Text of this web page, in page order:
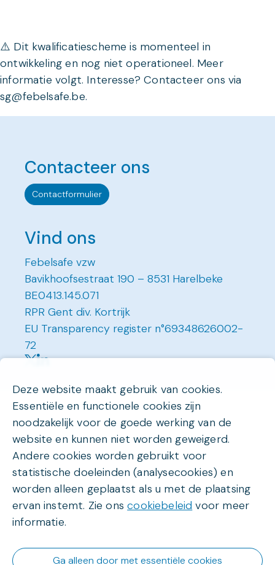
⚠️ Dit kwalificatiescheme is momenteel in
ontwikkeling en nog niet operationeel. Meer
informatie volgt. Interesse? Contacteer ons via
sg@febelsafe.be.
Contacteer ons
Contactformulier
Vind ons
Febelsafe vzw
Bavikhoofsestraat 190 – 8531 Harelbeke
BE0413.145.071
RPR Gent div. Kortrijk
EU Transparency register n°69348626002-
72
Deze website maakt gebruik van cookies.
Essentiële en functionele cookies zijn
noodzakelijk voor de goede werking van de
website en kunnen niet worden geweigerd.
Andere cookies worden gebruikt voor
statistische doeleinden (analysecookies) en
worden alleen geplaatst als u met de plaatsing
ervan instemt. Zie onscookiebeleid voor meer
informatie.
Ga alleen door met essentiële cookies